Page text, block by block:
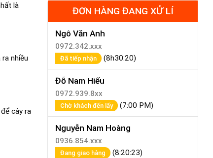
là
nhiều
cây ra
ĐƠN HÀNG ĐANG XỬ LÍ
Ngô Văn Anh
0972.342.xxx
Đã tiếp nhận (8h30:20)
Đỗ Nam Hiếu
0972.939.8xx
Chờ khách đến lấy (7:00 PM)
Nguyễn Nam Hoàng
0936.854.xxx
Đang giao hàng (8:20:23)